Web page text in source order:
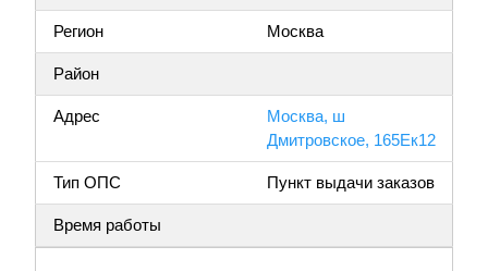
Регион Москва
Район
Адрес
Москва, ш
Дмитровское, 165Ек12
Тип ОПС Пункт выдачи заказов
Время работы